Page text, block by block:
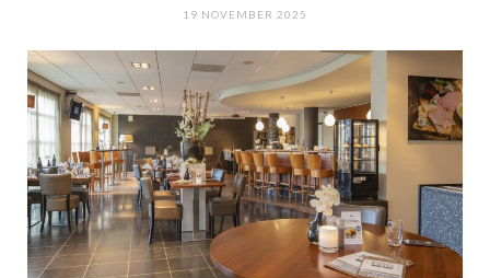
19 NOVEMBER 2025